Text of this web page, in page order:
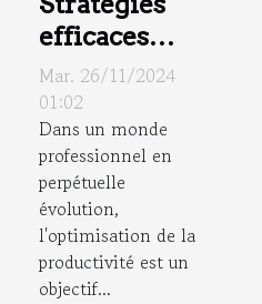
efficaces
pour
améliorer la
productivité
en
entreprise
Mar. 26/11/2024
01:02
Dans un monde
professionnel en
perpétuelle
évolution,
l'optimisation de la
productivité est un
objectif...